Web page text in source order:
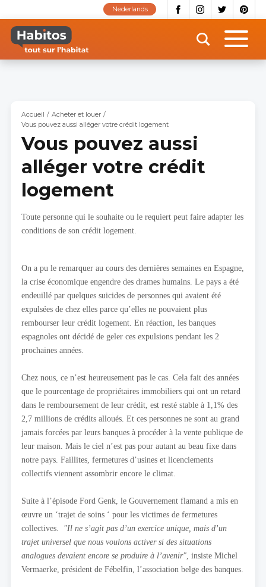
contenu
principal
Nederlands
Accueil
Acheter et louer
Vous pouvez aussi alléger votre crédit logement
Vous pouvez aussi
alléger votre crédit
logement
Toute personne qui le souhaite ou le requiert peut faire adapter les
conditions de son crédit logement.
On a pu le remarquer au cours des dernières semaines en Espagne,
la crise économique engendre des drames humains. Le pays a été
endeuillé par quelques suicides de personnes qui avaient été
expulsées de chez elles parce qu’elles ne pouvaient plus
rembourser leur crédit logement. En réaction, les banques
espagnoles ont décidé de geler ces expulsions pendant les 2
prochaines années.
Chez nous, ce n’est heureusement pas le cas. Cela fait des années
que le pourcentage de propriétaires immobiliers qui ont un retard
dans le remboursement de leur crédit, est resté stable à 1,1% des
2,7 millions de crédits alloués. Et ces personnes ne sont au grand
jamais forcées par leurs banques à procéder à la vente publique de
leur maison. Mais le ciel n’est pas pour autant au beau fixe dans
notre pays. Faillites, fermetures d’usines et licenciements
collectifs viennent assombrir encore le climat.
Suite à l’épisode Ford Genk, le Gouvernement flamand a mis en
œuvre un ‘trajet de soins ‘ pour les victimes de fermetures
collectives. "Il ne s’agit pas d’un exercice unique, mais d’un
trajet universel que nous voulons activer si des situations
analogues devaient encore se produire à l’avenir" , insiste Michel
Vermaerke, président de Fébelfin, l’association belge des banques.